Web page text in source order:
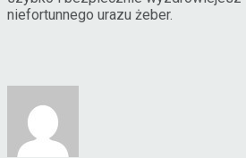
niefortunnego urazu żeber.